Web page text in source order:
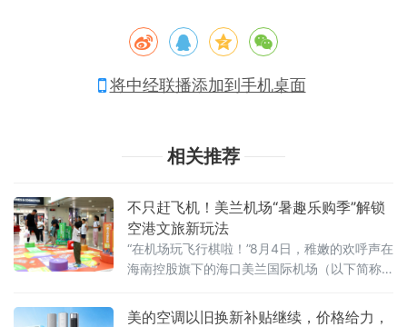
将中经联播添加到手机桌面
相关推荐
不只赶飞机！美兰机场“暑趣乐购季”解锁
空港文旅新玩法
“在机场玩飞行棋啦！”8月4日，稚嫩的欢呼声在
海南控股旗下的海口美兰国际机场（以下简称
纷驻足，只见一个小男孩兴奋地跳了起来。
美的空调以旧换新补贴继续，价格给力，